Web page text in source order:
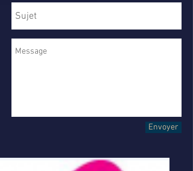
Envoyer